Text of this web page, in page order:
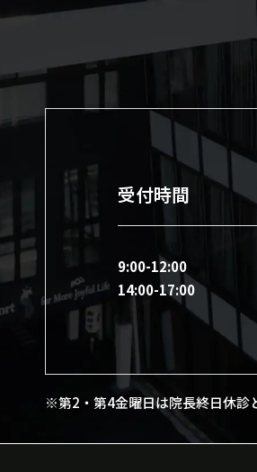
受付時間
9:00-12:00
14:00-17:00
※第2・第4金曜日は院長終日休診